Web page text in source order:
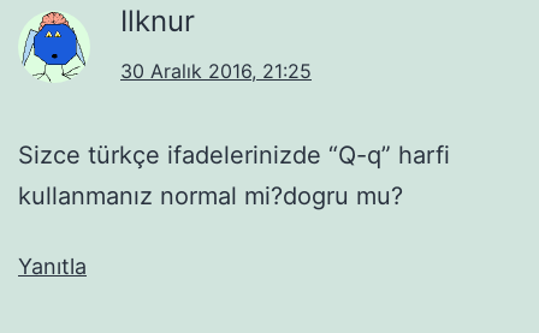
Ilknur
30 Aralık 2016, 21:25
Sizce türkçe ifadelerinizde “Q-q” harfi
kullanmanız normal mi?dogru mu?
Yanıtla